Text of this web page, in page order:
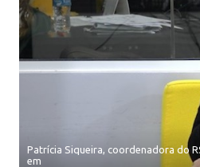
Patrícia Siqueira, coordenadora do
em